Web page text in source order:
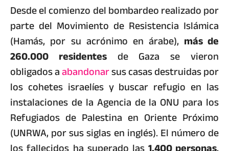
Desde el comienzo del bombardeo realizado por
parte del Movimiento de Resistencia Islámica
(Hamás, por su acrónimo en árabe), más de
260.000 residentesde Gaza se vieron
obligados aabandonarsus casas destruidas por
los cohetes israelíes y buscar refugio en las
instalaciones de la Agencia de la ONU para los
Refugiados de Palestina en Oriente Próximo
(UNRWA, por sus siglas en inglés). El número de